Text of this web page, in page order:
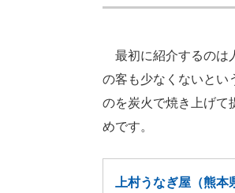
最初に紹介するのは
の客も少なくないとい
のを炭火で焼き上げて
めです。
上村うなぎ屋（熊本